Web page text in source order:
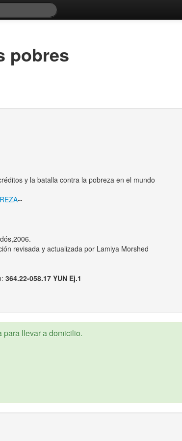
pobres
y la batalla contra la pobreza en el mundo
--
revisada y actualizada por Lamiya Morshed
364.22-058.17 YUN Ej.1
llevar a domicilio.